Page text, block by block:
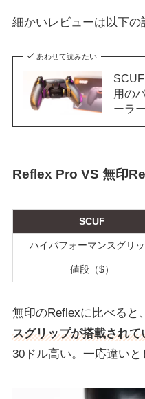
細かいレビューは以下の
あわせて読みたい
用の
ーラー
Reflex Pro VS 無印
SCUF
ハイパフォーマンスグリ
値段（$）
無印のReflexに比べると、
スグリップが搭載されて
30ドル高い。一応違いと